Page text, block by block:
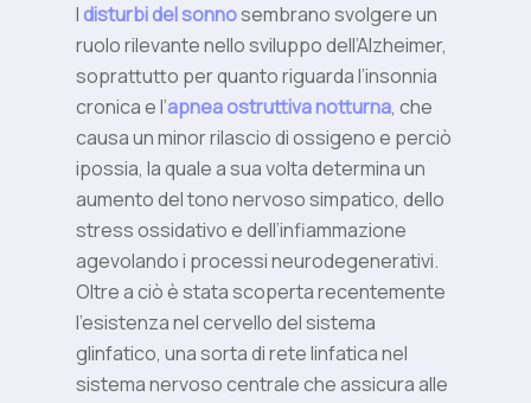
I disturbi del sonnosembrano svolgere un
ruolo rilevante nello sviluppo dell’Alzheimer,
soprattutto per quanto riguarda l’insonnia
cronica e l’apnea ostruttiva notturna, che
causa un minor rilascio di ossigeno e perciò
ipossia, la quale a sua volta determina un
aumento del tono nervoso simpatico, dello
stress ossidativo e dell’infiammazione
agevolando i processi neurodegenerativi.
Oltre a ciò è stata scoperta recentemente
l’esistenza nel cervello del sistema
glinfatico, una sorta di rete linfatica nel
sistema nervoso centrale che assicura alle